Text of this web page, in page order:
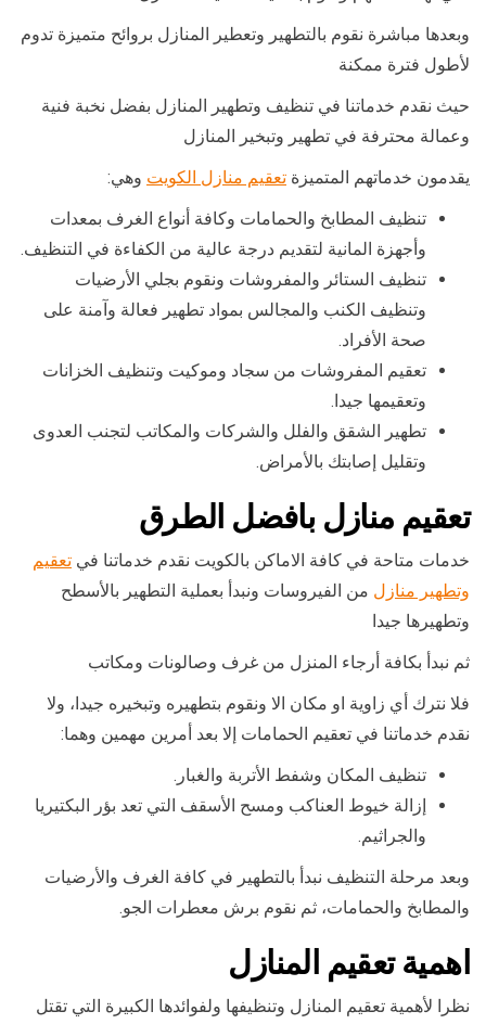
وبعدها مباشرة نقوم بالتطهير وتعطير المنازل بروائح متميزة تدوم
لأطول فترة ممكنة
حيث نقدم خدماتنا في تنظيف وتطهير المنازل بفضل نخبة فنية
وعمالة محترفة في تطهير وتبخير المنازل
يقدمون خدماتهم المتميزة تعقيم منازل الكويت وهي:
تنظيف المطابخ والحمامات وكافة أنواع الغرف بمعدات
وأجهزة المانية لتقديم درجة عالية من الكفاءة في التنظيف.
تنظيف الستائر والمفروشات ونقوم بجلي الأرضيات
وتنظيف الكنب والمجالس بمواد تطهير فعالة وآمنة على
صحة الأفراد.
تعقيم المفروشات من سجاد وموكيت وتنظيف الخزانات
وتعقيمها جيدا.
تطهير الشقق والفلل والشركات والمكاتب لتجنب العدوى
وتقليل إصابتك بالأمراض.
تعقيم منازل بافضل الطرق
خدمات متاحة في كافة الاماكن بالكويت نقدم خدماتنا في تعقيم
وتطهير منازل من الفيروسات ونبدأ بعملية التطهير بالأسطح
وتطهيرها جيدا
ثم نبدأ بكافة أرجاء المنزل من غرف وصالونات ومكاتب
فلا نترك أي زاوية او مكان الا ونقوم بتطهيره وتبخيره جيدا، ولا
نقدم خدماتنا في تعقيم الحمامات إلا بعد أمرين مهمين وهما:
تنظيف المكان وشفط الأتربة والغبار.
إزالة خيوط العناكب ومسح الأسقف التي تعد بؤر البكتيريا
والجراثيم.
وبعد مرحلة التنظيف نبدأ بالتطهير في كافة الغرف والأرضيات
والمطابخ والحمامات، ثم نقوم برش معطرات الجو.
اهمية تعقيم المنازل
نظرا لأهمية تعقيم المنازل وتنظيفها ولفوائدها الكبيرة التي تقتل